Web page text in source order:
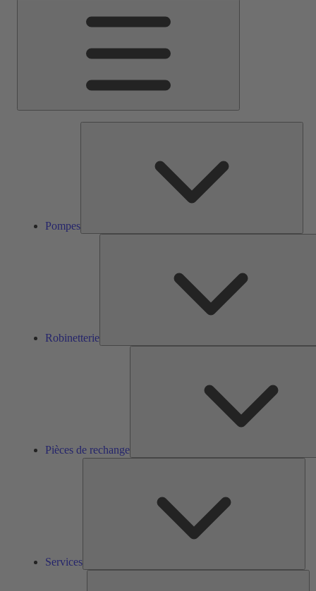
Pompes
Robinetterie
Pièces de rechange
Services